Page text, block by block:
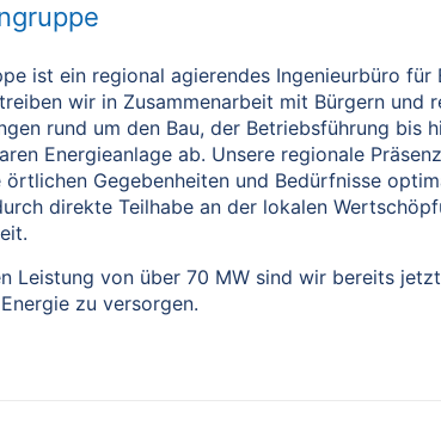
ist ein regional agierendes Ingenieurbüro
wir in Zusammenarbeit mit Bürgern und
rund um den Bau, der Betriebsführung
Energieanlage ab. Unsere regionale
Gegebenheiten und Bedürfnisse
direkte Teilhabe an der lokalen
Leistung von über 70 MW sind wir bereits
zu versorgen.